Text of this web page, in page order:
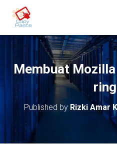
Membuat
Published by Rizki Amar